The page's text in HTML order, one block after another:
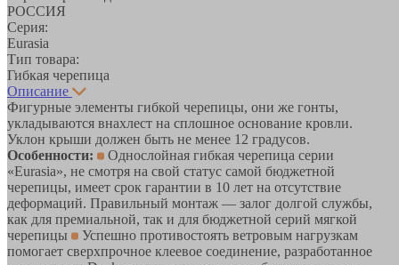
РОССИЯ
Серия:
Eurasia
Тип товара:
Гибкая черепица
Описание
Фигурные элементы гибкой черепицы, они же гонты,
укладываются внахлест на сплошное основание кровли.
Уклон крыши должен быть не менее 12 градусов.
Особенности:
Однослойная гибкая черепица серии
«Eurasia», не смотря на свой статус самой бюджетной
черепицы, имеет срок гарантии в 10 лет на отсутствие
деформаций. Правильный монтаж — залог долгой службы,
как для премиальной, так и для бюджетной серий мягкой
черепицы
Успешно противостоять ветровым нагрузкам
помогает сверхпрочное клеевое соединение, разработанное